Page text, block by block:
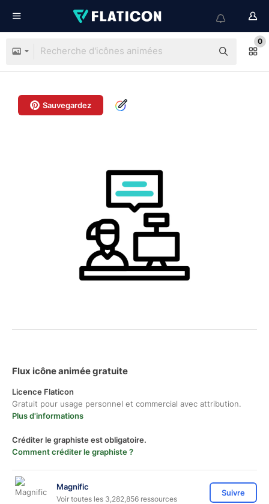
0
Sauvegardez
Flux icône animée gratuite
Licence Flaticon
Gratuit pour usage personnel et commercial avec attribution.
Plus d'informations
Créditer le graphiste est obligatoire.
Comment créditer le graphiste ?
Magnific
Voir toutes les 3,282,856 ressources
Suivre